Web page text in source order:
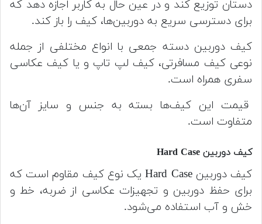
دستان توزیع کند و در عین حال به کاربر اجازه دهد که
برای دسترسی سریع به دوربین‌ها، کیف را باز کند.
کیف دوربین دسته جمعی با انواع مختلفی از جمله
نوعی کیف مسافرتی، کیف لپ تاپ و یا کیف عکاسی
سفری همراه است.
قیمت این کیف‌ها بسته به جنس و سایز آن‌ها
متفاوت است.
کیف دوربین Hard Case
کیف دوربین Hard Case یک نوع کیف مقاوم است که
برای حفظ دوربین و تجهیزات عکاسی از ضربه، خط و
خش و آب استفاده می‌شود.